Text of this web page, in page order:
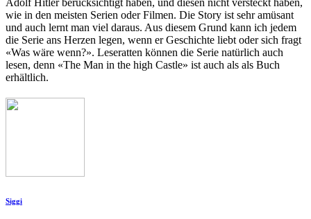
wie in den meisten Serien oder Filmen. Die Story ist sehr amüsant
und auch lernt man viel daraus. Aus diesem Grund kann ich jedem
die Serie ans Herzen legen, wenn er Geschichte liebt oder sich fragt
«Was wäre wenn?». Leseratten können die Serie natürlich auch
lesen, denn «The Man in the high Castle» ist auch als als Buch
erhältlich.
Siggi